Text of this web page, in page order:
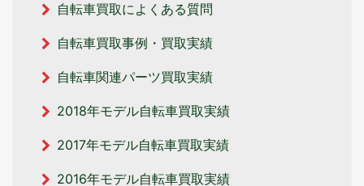
自転車買取によくある質問
自転車買取事例・買取実績
自転車関連パーツ買取実績
2018年モデル自転車買取実績
2017年モデル自転車買取実績
2016年モデル自転車買取実績